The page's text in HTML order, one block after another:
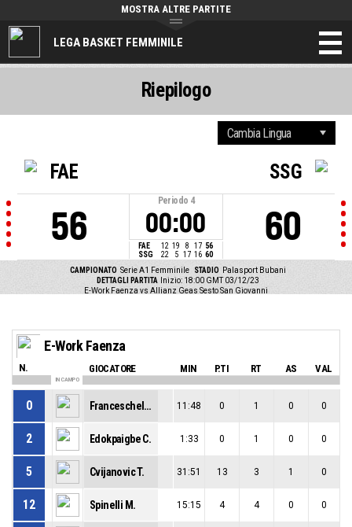
LEGA BASKET FEMMINILE
MOSTRA ALTRE PARTITE
FAE
56
Periodo 4
00:00
FAE 12 19 8 17 56
SSG
22 5 17 16 60
SSG
60
CAMPIONATO Serie A1 Femminile STADIO Palasport Bubani
DETTAGLI PARTITA
Inizio: 18:00 GMT 03/12/23
E-Work Faenza vs Allianz Geas Sesto San Giovanni
Riepilogo
E-Work Faenza
N. GIOCATORE MIN P.TI RT AS VAL
IN CAMPO
0 Franceschelli F. 11:48 0 1 0 0
2 Edokpaigbe C. 1:33 0 1 0 0
5 Cvijanovic T. 31:51 13 3 1 0
12 Spinelli M. 15:15 4 4 0 0